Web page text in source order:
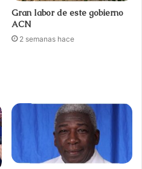
Gran labor de este gobierno
ACN
2 semanas hace